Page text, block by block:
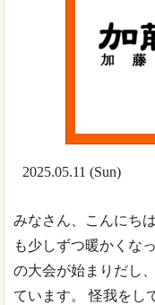
2025.05.11 (Sun)
みなさん、こんにち
も少しずつ暖かくな
の大会が始まりだし
ています。 怪我をし